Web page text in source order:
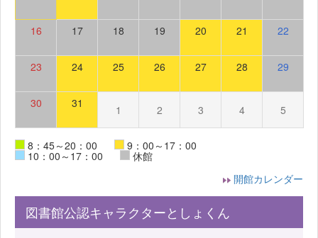
16 17 18 19 20 21 22
23 24 25 26 27 28 29
30 31 1 2 3 4 5
8：45～20：00 9：00～17：00
10：00～17：00
休館
開館カレンダー
図書館公認キャラクターとしょくん